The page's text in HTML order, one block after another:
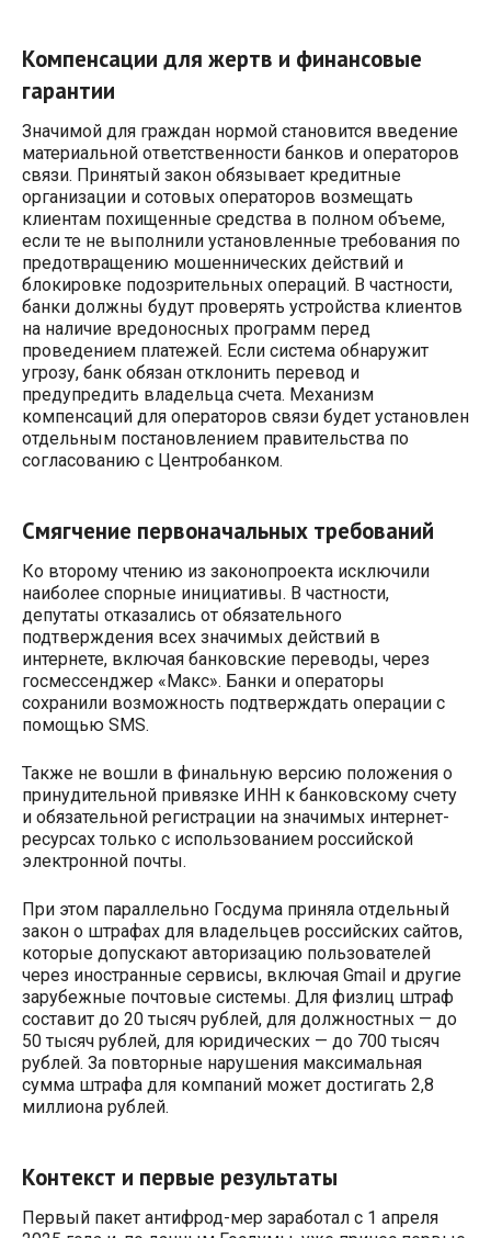
Компенсации для жертв и финансовые
гарантии
Значимой для граждан нормой становится введение
материальной ответственности банков и операторов
связи. Принятый закон обязывает кредитные
организации и сотовых операторов возмещать
клиентам похищенные средства в полном объеме,
если те не выполнили установленные требования по
предотвращению мошеннических действий и
блокировке подозрительных операций. В частности,
банки должны будут проверять устройства клиентов
на наличие вредоносных программ перед
проведением платежей. Если система обнаружит
угрозу, банк обязан отклонить перевод и
предупредить владельца счета. Механизм
компенсаций для операторов связи будет установлен
отдельным постановлением правительства по
согласованию с Центробанком.
Смягчение первоначальных требований
Ко второму чтению из законопроекта исключили
наиболее спорные инициативы. В частности,
депутаты отказались от обязательного
подтверждения всех значимых действий в
интернете, включая банковские переводы, через
госмессенджер «Макс». Банки и операторы
сохранили возможность подтверждать операции с
помощью SMS.
Также не вошли в финальную версию положения о
принудительной привязке ИНН к банковскому счету
и обязательной регистрации на значимых интернет-
ресурсах только с использованием российской
электронной почты.
При этом параллельно Госдума приняла отдельный
закон о штрафах для владельцев российских сайтов,
которые допускают авторизацию пользователей
через иностранные сервисы, включая Gmail и другие
зарубежные почтовые системы. Для физлиц штраф
составит до 20 тысяч рублей, для должностных — до
50 тысяч рублей, для юридических — до 700 тысяч
рублей. За повторные нарушения максимальная
сумма штрафа для компаний может достигать 2,8
миллиона рублей.
Контекст и первые результаты
Первый пакет антифрод-мер заработал с 1 апреля